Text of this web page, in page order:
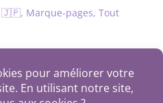
🇯🇵, Marque-pages, Tout